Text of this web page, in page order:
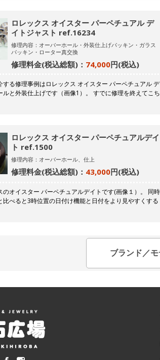
ロレックス オイスター パーペチュアル デ
イトジャスト ref.16234
修理内容：オーバーホール・外装仕上げパッキン・ガラス
パッキン・ローター真交換
修理料金(税込総額)： 74,000円(税込)
る修理事例はロレックス オイスター パーペチュアル デ
ルと外装仕上げです（画像1）。 すでに修理を終えてこち
ロレックス オイスター パーペチュアルデイ
ト ref.1500
修理内容：オーバーホール、仕上
修理料金(税込総額)： 43,000円(税込)
オイスター パーペチュアルデイトです(画像１）。 同時
べると3時位置の日付け機能と日付をより見やすくする